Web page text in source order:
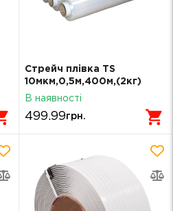
Стрейч плівка TS
10мкм,0,5м,400м,(2кг)
В наявності
499.99грн.